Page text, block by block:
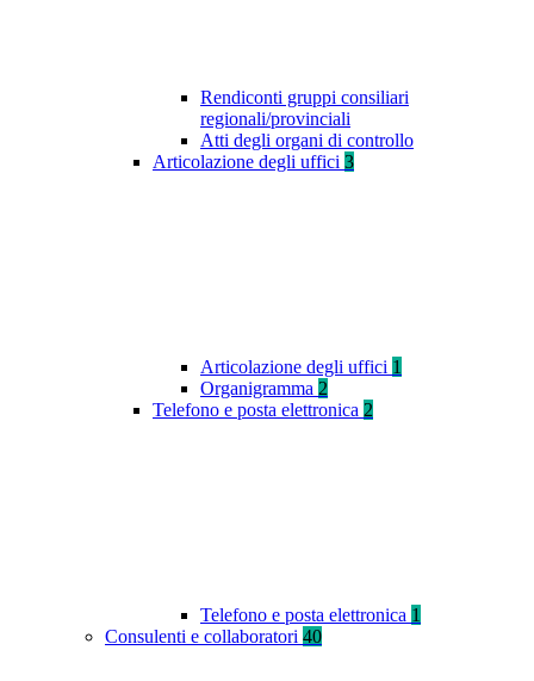
Rendiconti gruppi consiliari
regionali/provinciali
Atti degli organi di controllo
Articolazione degli uffici 3
Articolazione degli uffici 1
Organigramma 2
Telefono e posta elettronica 2
Telefono e posta elettronica 1
Consulenti e collaboratori 40